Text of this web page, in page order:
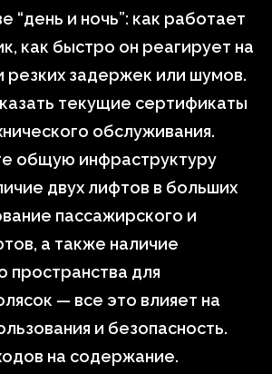
“день и ночь”: как работает
как быстро он реагирует на
резких задержек или шумов.
текущие сертификаты
обслуживания.
общую инфраструктуру
двух лифтов в больших
пассажирского и
а также наличие
пространства для
— все это влияет на
и безопасность.
на содержание.